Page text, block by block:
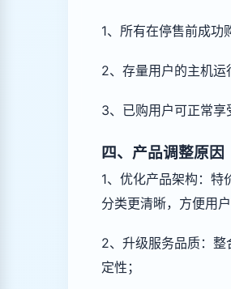
1、所有在停售前成功
2、存量用户的主机运
3、已购用户可正常享
四、产品调整原因
1、优化产品架构：
分类更清晰，方便用户
2、升级服务品质：
定性；